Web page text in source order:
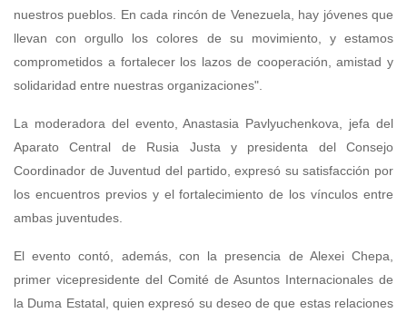
nuestros pueblos. En cada rincón de Venezuela, hay jóvenes que
llevan con orgullo los colores de su movimiento, y estamos
comprometidos a fortalecer los lazos de cooperación, amistad y
solidaridad entre nuestras organizaciones".
La moderadora del evento, Anastasia Pavlyuchenkova, jefa del
Aparato Central de Rusia Justa y presidenta del Consejo
Coordinador de Juventud del partido, expresó su satisfacción por
los encuentros previos y el fortalecimiento de los vínculos entre
ambas juventudes.
El evento contó, además, con la presencia de Alexei Chepa,
primer vicepresidente del Comité de Asuntos Internacionales de
la Duma Estatal, quien expresó su deseo de que estas relaciones